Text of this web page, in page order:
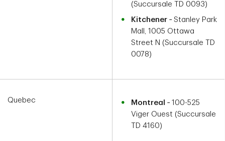
(Succursale TD 0093)
Kitchener ‑ Stanley Park
Mall, 1005 Ottawa
Street N (Succursale TD
0078)
Quebec Montreal ‑ 100-525
Viger Ouest (Succursale
TD 4160)